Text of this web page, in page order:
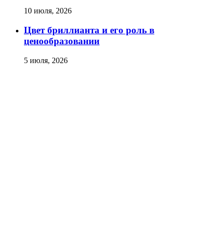
10 июля, 2026
Цвет бриллианта и его роль в
ценообразовании
5 июля, 2026